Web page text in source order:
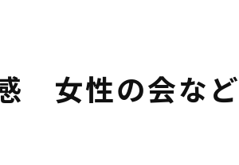
女性の会な